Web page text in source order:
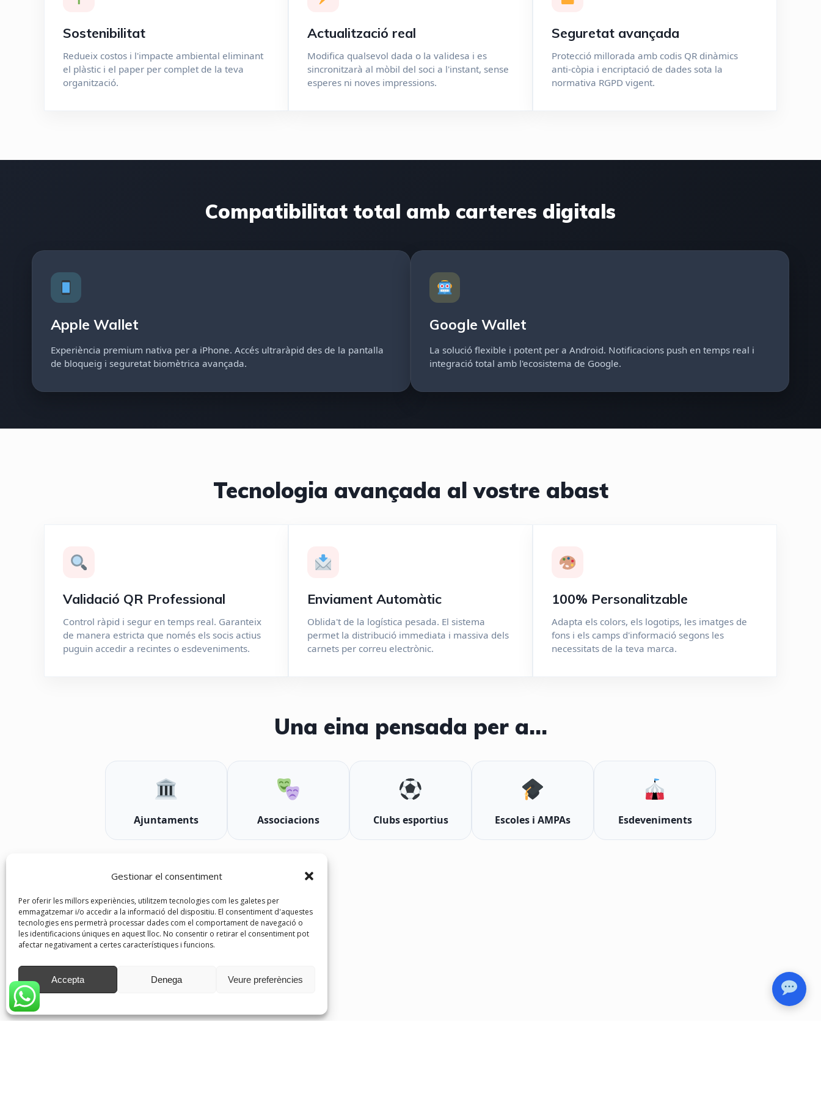
Gestionar el consentiment
Per oferir les millors experiències, utilitzem tecnologies com les galetes per
emmagatzemar i/o accedir a la informació del dispositiu. El consentiment d'aquestes
tecnologies ens permetrà processar dades com el comportament de navegació o
les identificacions úniques en aquest lloc. No consentir o retirar el consentiment pot
afectar negativament a certes característiques i funcions.
Accepta Denega Veure preferències
Sostenibilitat
Redueix costos i l'impacte ambiental eliminant
el plàstic i el paper per complet de la teva
organització.
Actualització real
Modifica qualsevol dada o la validesa i es
sincronitzarà al mòbil del soci a l'instant, sense
esperes ni noves impressions.
Seguretat avançada
Protecció millorada amb codis QR dinàmics
anti-còpia i encriptació de dades sota la
normativa RGPD vigent.
Compatibilitat total amb carteres digitals
Apple Wallet
Experiència premium nativa per a iPhone. Accés ultraràpid des de la pantalla
de bloqueig i seguretat biomètrica avançada.
Google Wallet
La solució flexible i potent per a Android. Notificacions push en temps real i
integració total amb l'ecosistema de Google.
Tecnologia avançada al vostre abast
Validació QR Professional
Control ràpid i segur en temps real. Garanteix
de manera estricta que només els socis actius
puguin accedir a recintes o esdeveniments.
Enviament Automàtic
Oblida't de la logística pesada. El sistema
permet la distribució immediata i massiva dels
carnets per correu electrònic.
100% Personalitzable
Adapta els colors, els logotips, les imatges de
fons i els camps d'informació segons les
necessitats de la teva marca.
Una eina pensada per a...
Ajuntaments Associacions Clubs esportius Escoles i AMPAs Esdeveniments